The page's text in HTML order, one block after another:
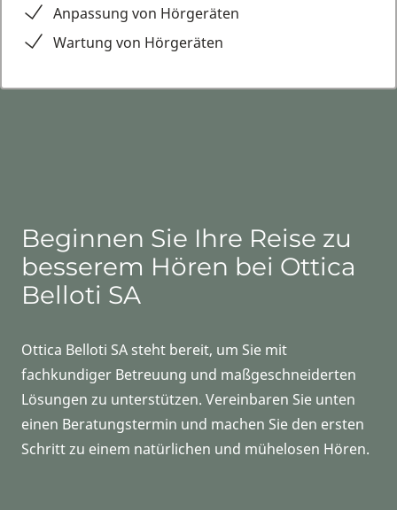
Anpassung von Hörgeräten
Wartung von Hörgeräten
Beginnen Sie Ihre Reise zu
besserem Hören bei Ottica
Belloti SA
Ottica Belloti SA steht bereit, um Sie mit
fachkundiger Betreuung und maßgeschneiderten
Lösungen zu unterstützen. Vereinbaren Sie unten
einen Beratungstermin und machen Sie den ersten
Schritt zu einem natürlichen und mühelosen Hören.